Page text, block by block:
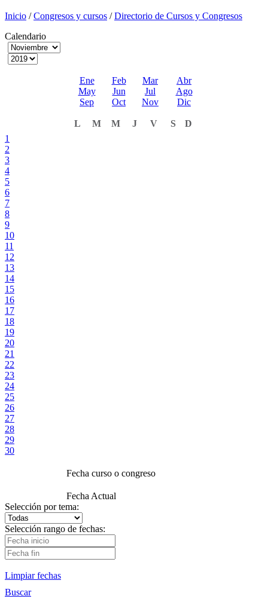
Inicio /Congresos y cursos /Directorio de Cursos y Congresos
Calendario
Ene Feb Mar
Abr
May
Jun Jul
Ago
Sep
Oct Nov Dic
L M M J V S
D
1
2
3
4
5
6
7
8
9
10
11
12
13
14
15
16
17
18
19
20
21
22
23
24
25
26
27
28
29
30
Fecha curso o congreso
Fecha Actual
Selección por tema:
Selección rango de fechas:
Limpiar fechas
Buscar